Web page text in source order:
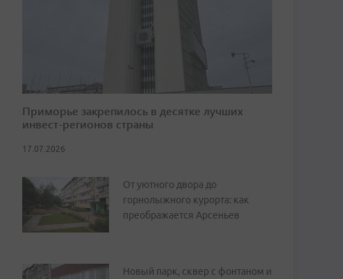
Приморье закрепилось в десятке лучших
инвест-регионов страны
17.07.2026
От уютного двора до
горнолыжного курорта: как
преображается Арсеньев
Новый парк, сквер с фонтаном и